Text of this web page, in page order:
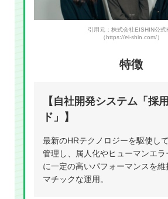
引用元：株式会社EISHIN公式
（https://ei-shin.com/）
特徴
【自社開発システム「採
ド」】
最新のHRテクノロジーを駆使し
管理し、属人化やヒューマンエラ
に一定の高いパフォーマンスを維
マチックな運用。